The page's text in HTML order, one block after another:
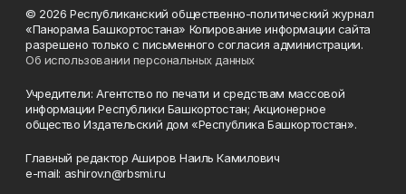
© 2026 Республиканский общественно-политический журнал
«Панорама Башкортостана» Копирование информации сайта
разрешено только с письменного согласия администрации.
Об использовании персональных данных
Учредители: Агентство по печати и средствам массовой
информации Республики Башкортостан; Акционерное
общество Издательский дом «Республика Башкортостан».
Главный редактор Аширов Наиль Камилович
e-mail: ashirov.n@rbsmi.ru